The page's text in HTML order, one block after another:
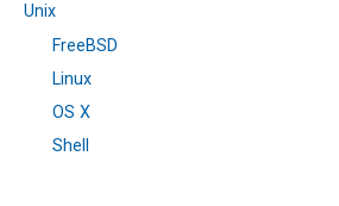
Unix
FreeBSD
Linux
OS X
Shell